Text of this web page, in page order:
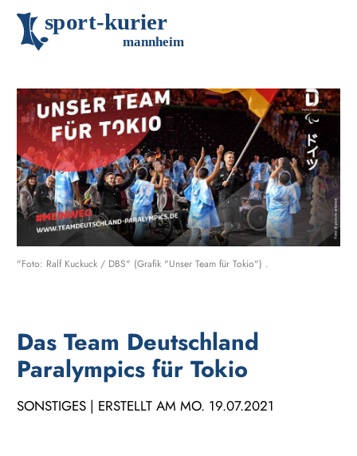
sport-kurier
mannheim
"Foto: Ralf Kuckuck / DBS" (Grafik "Unser Team für Tokio") .
Das Team Deutschland
Paralympics für Tokio
SONSTIGES | ERSTELLT AM MO. 19.07.2021